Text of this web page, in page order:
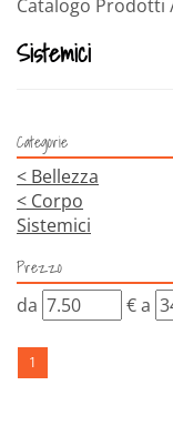
Catalogo Prodotti
Sistemici
Categorie
< Bellezza
< Corpo
Sistemici
Prezzo
filtra
da €a
1